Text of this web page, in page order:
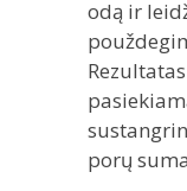
odą ir
porų